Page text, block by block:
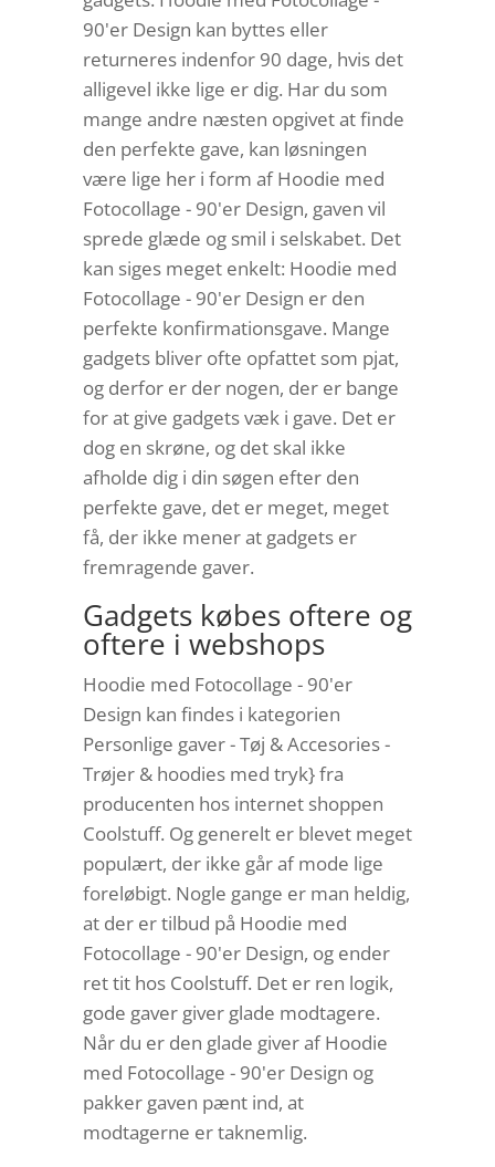
90'er Design kan byttes eller
returneres indenfor 90 dage, hvis det
alligevel ikke lige er dig. Har du som
mange andre næsten opgivet at finde
den perfekte gave, kan løsningen
være lige her i form af Hoodie med
Fotocollage - 90'er Design, gaven vil
sprede glæde og smil i selskabet. Det
kan siges meget enkelt: Hoodie med
Fotocollage - 90'er Design er den
perfekte konfirmationsgave. Mange
gadgets bliver ofte opfattet som pjat,
og derfor er der nogen, der er bange
for at give gadgets væk i gave. Det er
dog en skrøne, og det skal ikke
afholde dig i din søgen efter den
perfekte gave, det er meget, meget
få, der ikke mener at gadgets er
fremragende gaver.
Gadgets købes oftere og
oftere i webshops
Hoodie med Fotocollage - 90'er
Design kan findes i kategorien
Personlige gaver - Tøj & Accesories -
Trøjer & hoodies med tryk} fra
producenten hos internet shoppen
Coolstuff. Og generelt er blevet meget
populært, der ikke går af mode lige
foreløbigt. Nogle gange er man heldig,
at der er tilbud på Hoodie med
Fotocollage - 90'er Design, og ender
ret tit hos Coolstuff. Det er ren logik,
gode gaver giver glade modtagere.
Når du er den glade giver af Hoodie
med Fotocollage - 90'er Design og
pakker gaven pænt ind, at
modtagerne er taknemlig.